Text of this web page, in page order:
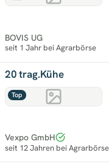
BOVIS UG
seit 1 Jahr bei Agrarbörse
Top
20 trag.Kühe
Vexpo GmbH
seit 12 Jahren bei Agrarbörse